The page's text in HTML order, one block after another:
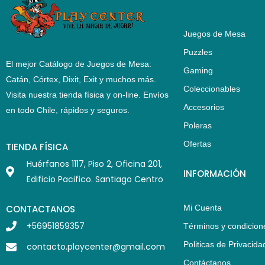
El mejor Catálogo de Juegos de Mesa:
Catán, Córtex, Dixit, Exit y muchos más.
Visita nuestra tienda física y on-line. Envíos
en todo Chile, rápidos y seguros
TIENDA FÍSICA
Huérfanos 1117, Piso 2, Oficina 201,
Edificio Pacifico. Santiago Centro
CONTACTANOS
+56951859357
contacto.playcenter@gmail.com
Juegos de Mesa
Puzzles
Gaming
Coleccionables
Accesorios
Poleras
Ofertas
INFORMACIÓN
Mi Cuenta
Términos y
Politicas de
Contáctanos